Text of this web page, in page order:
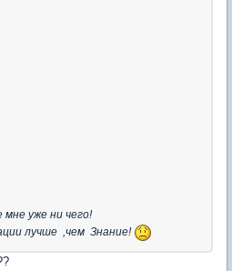
уже ни чего!
лучше ,чем Знание!